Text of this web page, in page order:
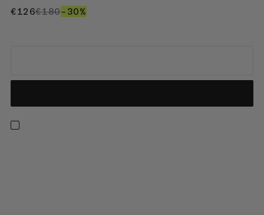
€126€126
€180€180
–30%